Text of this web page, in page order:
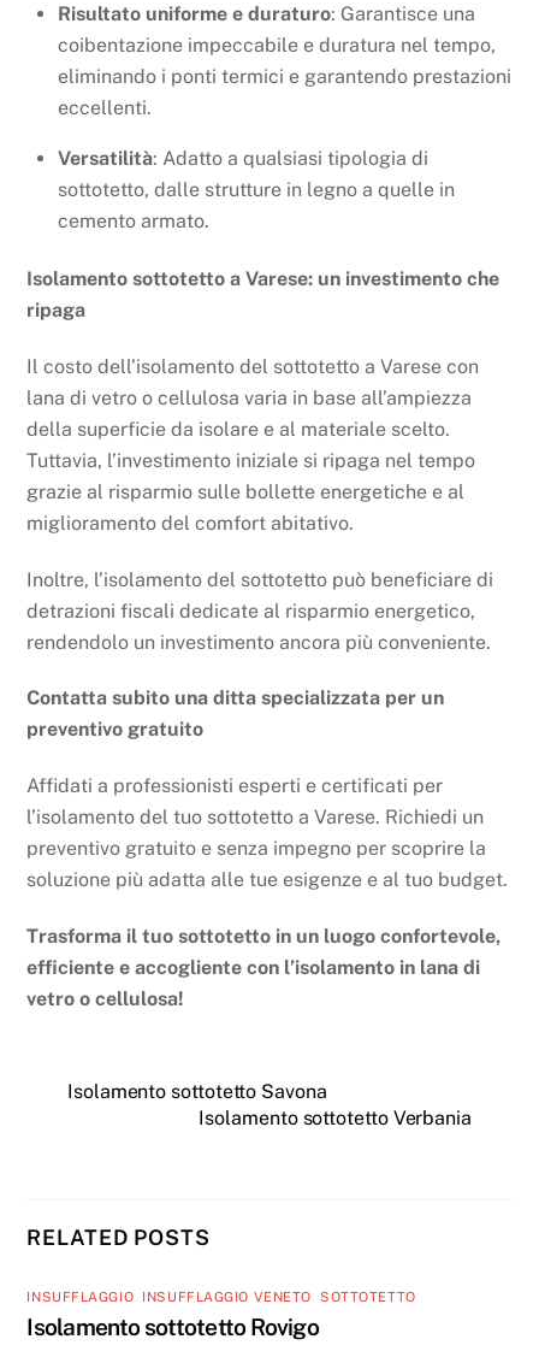
Risultato uniforme e duraturo: Garantisce una
coibentazione impeccabile e duratura nel tempo,
eliminando i ponti termici e garantendo prestazioni
eccellenti.
Versatilità: Adatto a qualsiasi tipologia di
sottotetto, dalle strutture in legno a quelle in
cemento armato.
Isolamento sottotetto a Varese: un investimento che
ripaga
Il costo dell’isolamento del sottotetto a Varese con
lana di vetro o cellulosa varia in base all’ampiezza
della superficie da isolare e al materiale scelto.
Tuttavia, l’investimento iniziale si ripaga nel tempo
grazie al risparmio sulle bollette energetiche e al
miglioramento del comfort abitativo.
Inoltre, l’isolamento del sottotetto può beneficiare di
detrazioni fiscali dedicate al risparmio energetico,
rendendolo un investimento ancora più conveniente.
Contatta subito una ditta specializzata per un
preventivo gratuito
Affidati a professionisti esperti e certificati per
l’isolamento del tuo sottotetto a Varese. Richiedi un
preventivo gratuito e senza impegno per scoprire la
soluzione più adatta alle tue esigenze e al tuo budget.
Trasforma il tuo sottotetto in un luogo confortevole,
efficiente e accogliente con l’isolamento in lana di
vetro o cellulosa!
Isolamento sottotetto Savona
Isolamento sottotetto Verbania
RELATED POSTS
INSUFFLAGGIO INSUFFLAGGIO VENETO ,SOTTOTETTO
Isolamento sottotetto Rovigo